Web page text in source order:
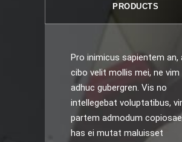
PRODUCTS
Pro inimicus sapientem an,
cibo velit mollis mei, ne vim
adhuc gubergren. Vis no
intellegebat voluptatibus,
partem admodum
has ei mutat maluisset